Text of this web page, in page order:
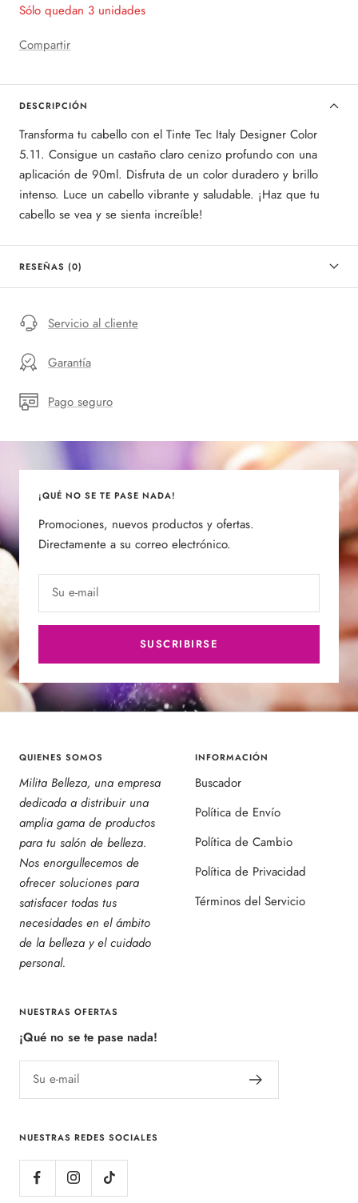
Sólo quedan 3 unidades
Compartir
DESCRIPCIÓN
Transforma tu cabello con el Tinte Tec Italy Designer Color
5.11. Consigue un castaño claro cenizo profundo con una
aplicación de 90ml. Disfruta de un color duradero y brillo
intenso. Luce un cabello vibrante y saludable. ¡Haz que tu
cabello se vea y se sienta increíble!
RESEÑAS (0)
Servicio al cliente
Garantía
Pago seguro
¡QUÉ NO SE TE PASE NADA!
Promociones, nuevos productos y ofertas.
Directamente a su correo electrónico.
Su e-mail
SUSCRIBIRSE
QUIENES SOMOS
Milita Belleza, una empresa
dedicada a distribuir una
amplia gama de productos
para tu salón de belleza.
Nos enorgullecemos de
ofrecer soluciones para
satisfacer todas tus
necesidades en el ámbito
de la belleza y el cuidado
personal.
INFORMACIÓN
Buscador
Política de Envío
Política de Cambio
Política de Privacidad
Términos del Servicio
NUESTRAS OFERTAS
¡Qué no se te pase nada!
Su e-mail
NUESTRAS REDES SOCIALES